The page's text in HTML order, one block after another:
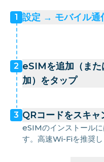
1 設定 → モバイル通
2 eSIMを追加（また
加）をタップ
3 QRコードをスキャ
eSIMのインストール
す。高速Wi-Fiを推奨し